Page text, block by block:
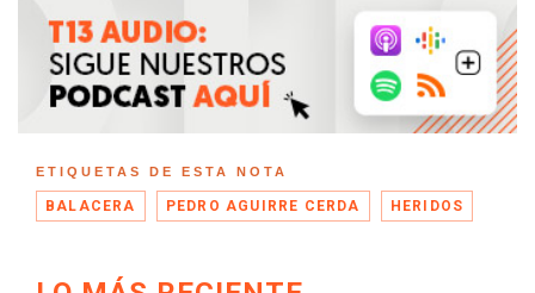
ETIQUETAS DE ESTA NOTA
BALACERA PEDRO AGUIRRE CERDA HERIDOS